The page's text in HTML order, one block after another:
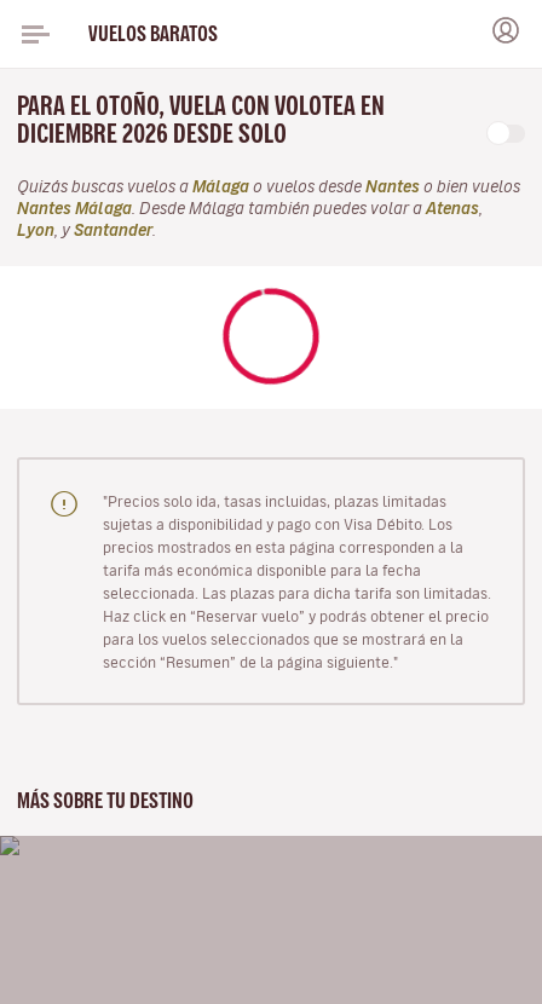
VUELOS BARATOS
PARA EL OTOÑO, VUELA CON VOLOTEA EN
DICIEMBRE 2026 DESDE SOLO
Quizás buscas vuelos a Málaga o vuelos desde Nantes o bien vuelos
Nantes Málaga . Desde Málaga también puedes volar a Atenas
Lyon , y Santander.
"Precios solo ida, tasas incluidas, plazas limitadas
sujetas a disponibilidad y pago con Visa Débito. Los
precios mostrados en esta página corresponden a la
tarifa más económica disponible para la fecha
seleccionada. Las plazas para dicha tarifa son limitadas.
Haz click en “Reservar vuelo” y podrás obtener el precio
para los vuelos seleccionados que se mostrará en la
sección “Resumen” de la página siguiente."
MÁS SOBRE TU DESTINO